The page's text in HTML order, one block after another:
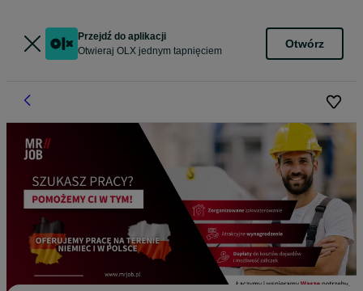
Przejdź do aplikacji
Otwieraj OLX jednym tapnięciem
Otwórz